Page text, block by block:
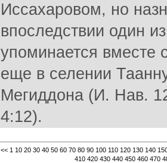
Иссахаровом, но
впоследствии один
упоминается вместе
еще в селении
Мегиддона (И. Нав.
4:12).
<< 1 10 20 30 40 50 60 70 80 90 100 110 120 130 140
410 420 430 440 450 460 470